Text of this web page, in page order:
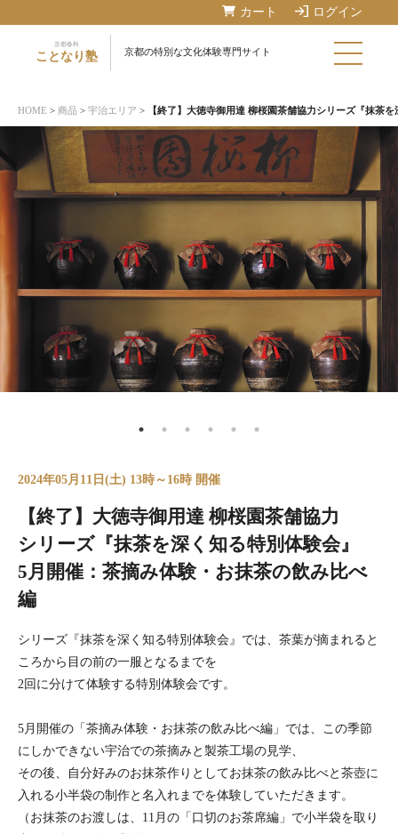
カート ログイン
京都春秋
ことなり塾 京都の特別な文化体験専門サイト
HOME > 商品 > 宇治エリア > 【終了】大徳寺御用達 柳桜園茶舗協力シリーズ『抹茶を
2024年05月11日(土) 13時～16時 開催
【終了】大徳寺御用達 柳桜園茶舗協力
シリーズ『抹茶を深く知る特別体験会』
5月開催：茶摘み体験・お抹茶の飲み比べ
編
シリーズ『抹茶を深く知る特別体験会』では、茶葉が摘まれると
ころから目の前の一服となるまでを
2回に分けて体験する特別体験会です。
5月開催の「茶摘み体験・お抹茶の飲み比べ編」では、この季節
にしかできない宇治での茶摘みと製茶工場の見学、
その後、自分好みのお抹茶作りとしてお抹茶の飲み比べと茶壺に
入れる小半袋の制作と名入れまでを体験していただきます。
（お抹茶のお渡しは、11月の「口切のお茶席編」で小半袋を取り